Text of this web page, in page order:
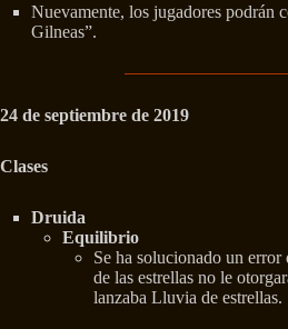
Nuevamente, los jugadores podrán
Gilneas”.
24 de septiembre de 2019
Clases
Druida
Equilibrio
Se ha solucionado un
de las estrellas no le
lanzaba Lluvia de estrellas.